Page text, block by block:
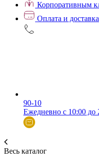
Корпоративным
Оплата и доставка
90-10
Ежедневно с 10:00 до
Весь каталог